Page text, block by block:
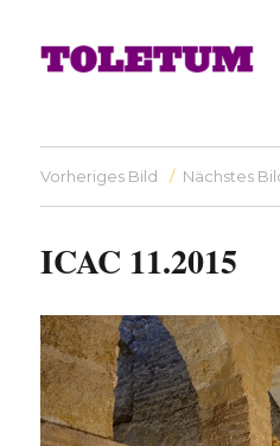
Vorheriges Bild Nächstes
ICAC 11.2015